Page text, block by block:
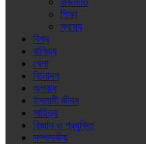
শিক্ষা
স্বাস্থ্য
বিশ্ব
বাণিজ্য
খেলা
বিনোদন
অপরাধ
ইসলামী জীবন
সাহিত্য
বিজ্ঞান ও প্রযুক্তি
সম্পাদকীয়